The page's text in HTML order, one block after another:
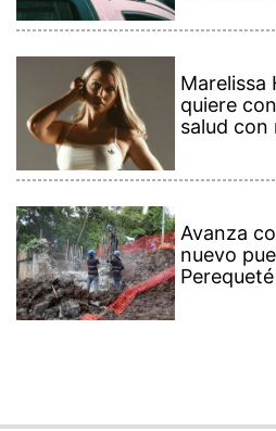
Marelissa
quiere
salud con
Avanza
nuevo